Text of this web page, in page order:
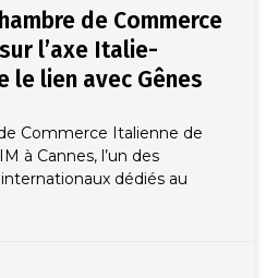
de Commerce
l’axe Italie-
le lien avec Gênes
Commerce Italienne de
à Cannes, l’un des
dédiés au